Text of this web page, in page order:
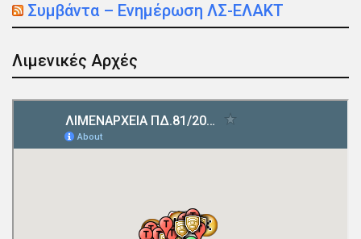
Συμβάντα – Ενημέρωση ΛΣ-ΕΛΑΚΤ
Λιμενικές Αρχές